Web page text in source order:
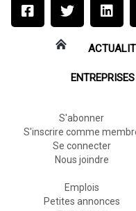
ENTREPRISES
S'abonner
S'inscrire comme
Se connecter
Nous joindre
Emplois
Petites annonces